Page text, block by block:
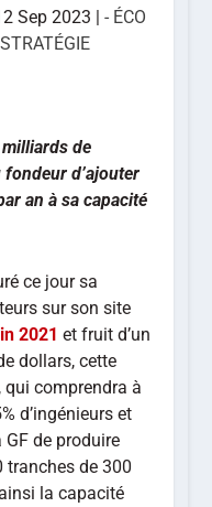
Sep 2023 |- ÉCO
STRATÉGIE
de
d’ajouter
an à sa capacité
ce jour sa
sur son site
2021 et fruit d’un
dollars, cette
qui comprendra à
d’ingénieurs et
de produire
tranches de 300
la capacité